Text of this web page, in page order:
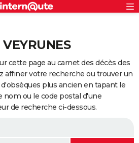
cette page au carnet des décès des
affiner votre recherche ou trouver un
plus ancien en tapant le
nom ou le code postal d'une
de recherche ci-dessous.